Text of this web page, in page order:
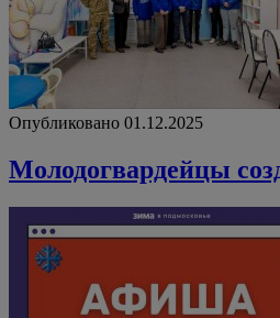
Опубликовано 01.12.2025
Молодогвардейцы